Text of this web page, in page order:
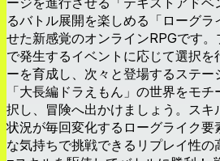
るバトル展開を楽しめる「ローグ
せた新感覚のオンラインRPGです
で発生するイベントに応じて選択を
ーを育成し、次々と登場するステー
「大長編ドラえもん」の世界をモ
択し、冒険へ出かけましょう。ス
状況が毎回変化するローグライク
な気持ちで挑戦できるリプレイ性の